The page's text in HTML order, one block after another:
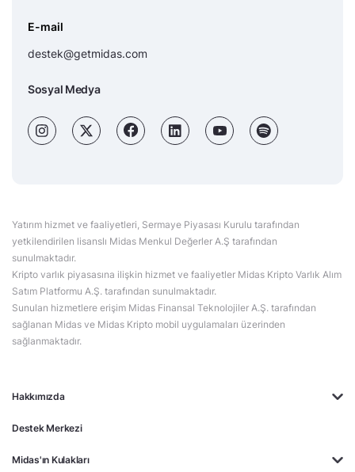
Hakkımızda
Destek Merkezi
Midas'ın Kulakları
E-mail
destek@getmidas.com
Sosyal Medya
Yatırım hizmet ve faaliyetleri, Sermaye Piyasası Kurulu tarafından
yetkilendirilen lisanslı Midas Menkul Değerler A.Ş tarafından
sunulmaktadır.
Kripto varlık piyasasına ilişkin hizmet ve faaliyetler Midas Kripto Varlık Alım
Satım Platformu A.Ş. tarafından sunulmaktadır.
Sunulan hizmetlere erişim Midas Finansal Teknolojiler A.Ş. tarafından
sağlanan Midas ve Midas Kripto mobil uygulamaları üzerinden
sağlanmaktadır.